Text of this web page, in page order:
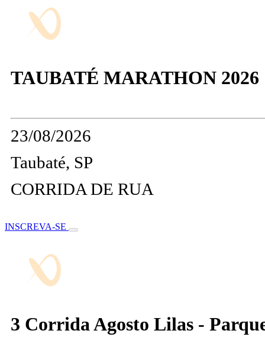
TAUBATÉ MARATHON 2026
23/08/2026
Taubaté, SP
CORRIDA DE RUA
INSCREVA-SE
3 Corrida Agosto Lilas -